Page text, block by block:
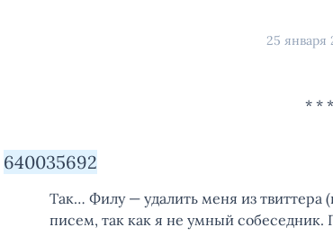
25 января
640035692
Так… Филу — удалить меня из твиттера
писем, так как я не умный